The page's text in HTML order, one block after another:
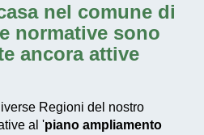
nel comune di
normative sono
ancora attive
Regioni del nostro
al 'piano ampliamento